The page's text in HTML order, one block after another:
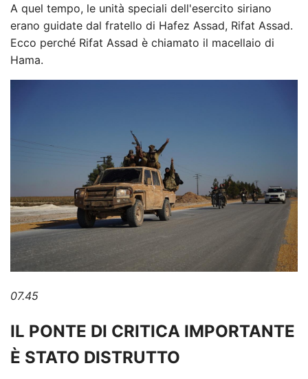
A quel tempo, le unità speciali dell'esercito siriano
erano guidate dal fratello di Hafez Assad, Rifat Assad.
Ecco perché Rifat Assad è chiamato il macellaio di
Hama.
07.45
IL PONTE DI CRITICA IMPORTANTE
È STATO DISTRUTTO